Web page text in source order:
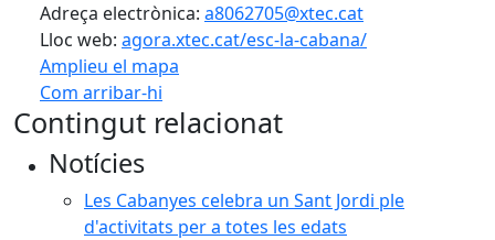
Adreça electrònica: a8062705@xtec.cat
Lloc web: agora.xtec.cat/esc-la-cabana/
Amplieu el mapa
Com arribar-hi
+
Contingut relacionat
Notícies
Les Cabanyes celebra un Sant Jordi ple
d'activitats per a totes les edats